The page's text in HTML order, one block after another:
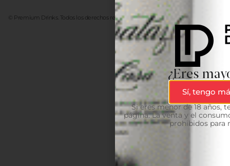
© Premium Drinks. Todos los derechos reservados. Desarrollado Advanze
¿Eres
Sí, tengo
Si eres menor de 18 años,
página. La venta y el
prohibidos para